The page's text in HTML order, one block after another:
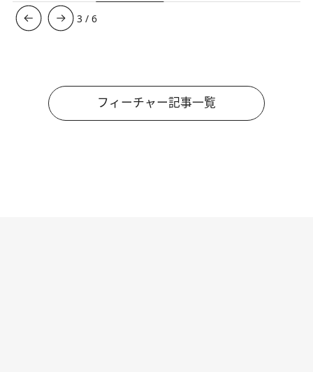
3 /6
フィーチャー記事一覧